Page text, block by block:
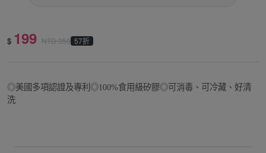
$ 199 NTD350 57折
◎美國多項認證及專利◎100%食用級矽膠◎可消毒、可冷藏、好清
洗